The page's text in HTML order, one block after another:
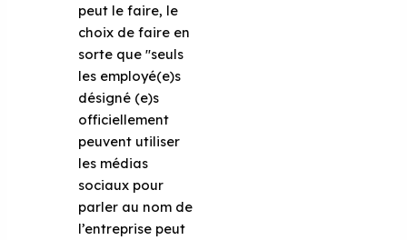
peut le faire, le
choix de faire en
sorte que "seuls
les employé(e)s
désigné (e)s
officiellement
peuvent utiliser
les médias
sociaux pour
parler au nom de
l’entreprise peut